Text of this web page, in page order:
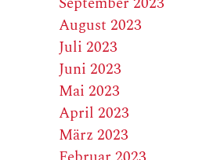
August 2023
Juli 2023
Juni 2023
Mai 2023
April 2023
März 2023